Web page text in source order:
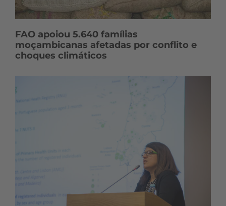
FAO apoiou 5.640 famílias
moçambicanas afetadas por conflito e
choques climáticos